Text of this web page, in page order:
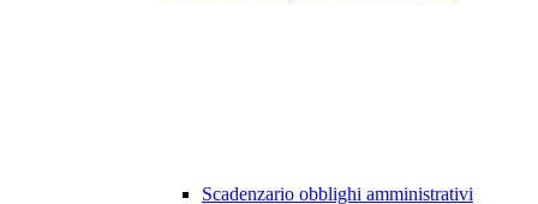
Scadenzario obblighi amministrativi